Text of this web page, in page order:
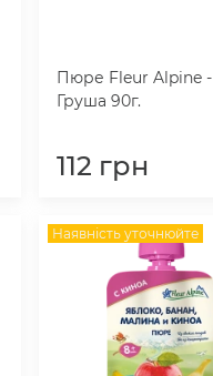
Пюре Fleur Alpine -
Груша 90г.
112 грн
Наявність уточнюйте